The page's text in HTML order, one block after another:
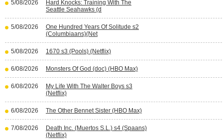
5/08/2026
Hard Knocks: Training With The
Seattle Seahawks (d
5/08/2026
One Hundred Years Of Solitude s2
(Columbiaans)(Net
5/08/2026 1670 s3 (Pools) (Netflix)
6/08/2026 Monsters Of God (doc) (HBO Max)
6/08/2026
My Life With The Walter Boys s3
(Netflix)
6/08/2026 The Other Bennet Sister (HBO Max)
7/08/2026
Death Inc. (Muertos S.L.) s4 (Spaans)
(Netflix)